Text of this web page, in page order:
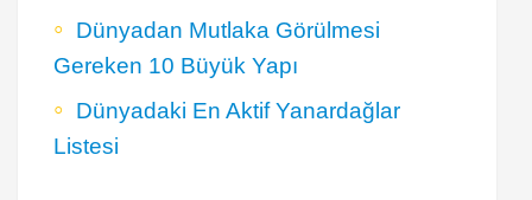
Dünyadan Mutlaka Görülmesi
Gereken 10 Büyük Yapı
Dünyadaki En Aktif Yanardağlar
Listesi